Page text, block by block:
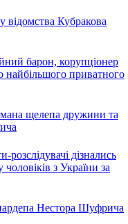
відомства Кубракова
барон, корупціонер
найбільшого приватного
щелепа дружини та
дізнались
з України за
Нестора Шуфрича